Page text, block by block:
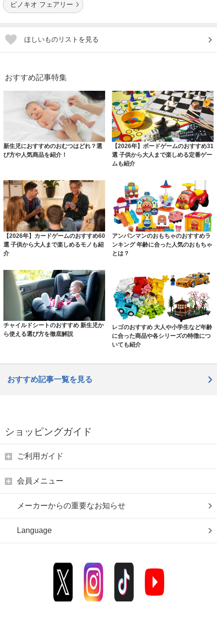
ピノキオ フェアリー
ほしいものリストを見る
おすすめ記事特集
新生児におすすめのおむつはどれ？選
び方や人気商品を紹介！
【2026年】ボードゲームのおすすめ31
選 子供から大人まで楽しめる定番ゲー
ムも紹介
【2026年】カードゲームのおすすめ60
選 子供から大人まで楽しめるモノも紹
介
アンパンマンのおもちゃのおすすめラ
ンキング 年齢に合った人気のおもちゃ
とは？
チャイルドシートのおすすめ 新生児か
ら使える選び方を徹底解説
レゴのおすすめ 大人や小学生など年齢
に合った商品や各シリーズの特徴につ
いても紹介
おすすめ記事一覧を見る
ショッピングガイド
ご利用ガイド
会員メニュー
メーカーからの重要なお知らせ
Language